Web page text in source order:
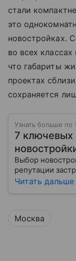
стали
это
новостройках.
во всех
что габариты
проектах
сохраняется
Узнать больше по
7 ключевых
Выбор
репутации
Читать дальше
Москва